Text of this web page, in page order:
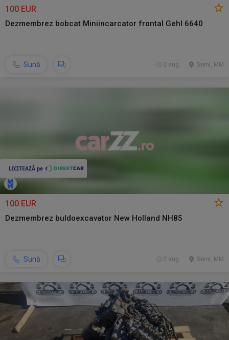
100 EUR
Dezmembrez bobcat Miniincarcator frontal Gehl 6640
Sună Seini, MM
2 aug.
100 EUR
Dezmembrez buldoexcavator New Holland NH85
Sună Seini, MM
2 aug.